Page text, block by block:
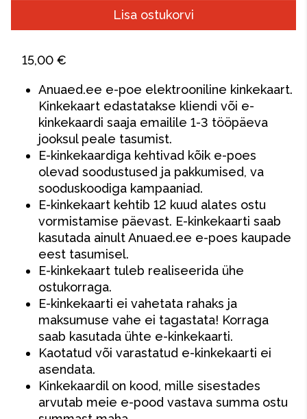
Lisa ostukorvi
15,00 €
Anuaed.ee e-poe elektrooniline kinkekaart.
Kinkekaart edastatakse kliendi või e-
kinkekaardi saaja emailile 1-3 tööpäeva
jooksul peale tasumist.
E-kinkekaardiga kehtivad kõik e-poes
olevad soodustused ja pakkumised, va
sooduskoodiga kampaaniad.
E-kinkekaart kehtib 12 kuud alates ostu
vormistamise päevast. E-kinkekaarti saab
kasutada ainult Anuaed.ee e-poes kaupade
eest tasumisel.
E-kinkekaart tuleb realiseerida ühe
ostukorraga.
E-kinkekaarti ei vahetata rahaks ja
maksumuse vahe ei tagastata! Korraga
saab kasutada ühte e-kinkekaarti.
Kaotatud või varastatud e-kinkekaarti ei
asendata.
Kinkekaardil on kood, mille sisestades
arvutab meie e-pood vastava summa ostu